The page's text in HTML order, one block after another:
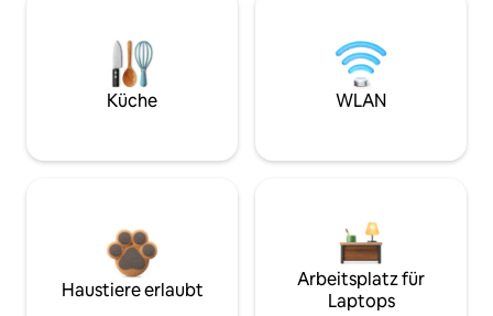
Küche WLAN
Haustiere erlaubt
Arbeitsplatz für
Laptops